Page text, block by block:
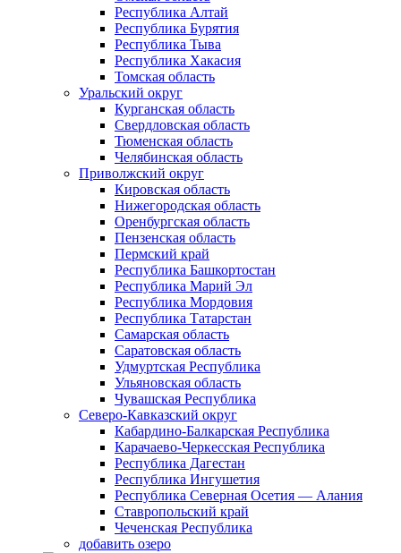
Республика Алтай
Республика Бурятия
Республика Тыва
Республика Хакасия
Томская область
Уральский округ
Курганская область
Свердловская область
Тюменская область
Челябинская область
Приволжский округ
Кировская область
Нижегородская область
Оренбургская область
Пензенская область
Пермский край
Республика Башкортостан
Республика Марий Эл
Республика Мордовия
Республика Татарстан
Самарская область
Саратовская область
Удмуртская Республика
Ульяновская область
Чувашская Республика
Северо-Кавказский округ
Кабардино-Балкарская Республика
Карачаево-Черкесская Республика
Республика Дагестан
Республика Ингушетия
Республика Северная Осетия — Алания
Ставропольский край
Чеченская Республика
добавить озеро